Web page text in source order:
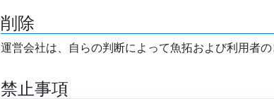
削除
運営会社は、自らの判断によって魚拓および利用者
禁止事項